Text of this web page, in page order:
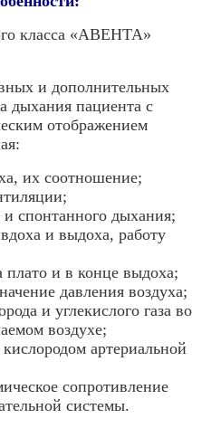
класса «АВЕНТА»
и дополнительных
дыхания пациента с
отображением
их соотношение;
и спонтанного дыхания;
и выдоха, работу
плато и в конце выдоха;
давления воздуха;
и углекислого газа во
воздухе;
артериальной
сопротивление
системы.